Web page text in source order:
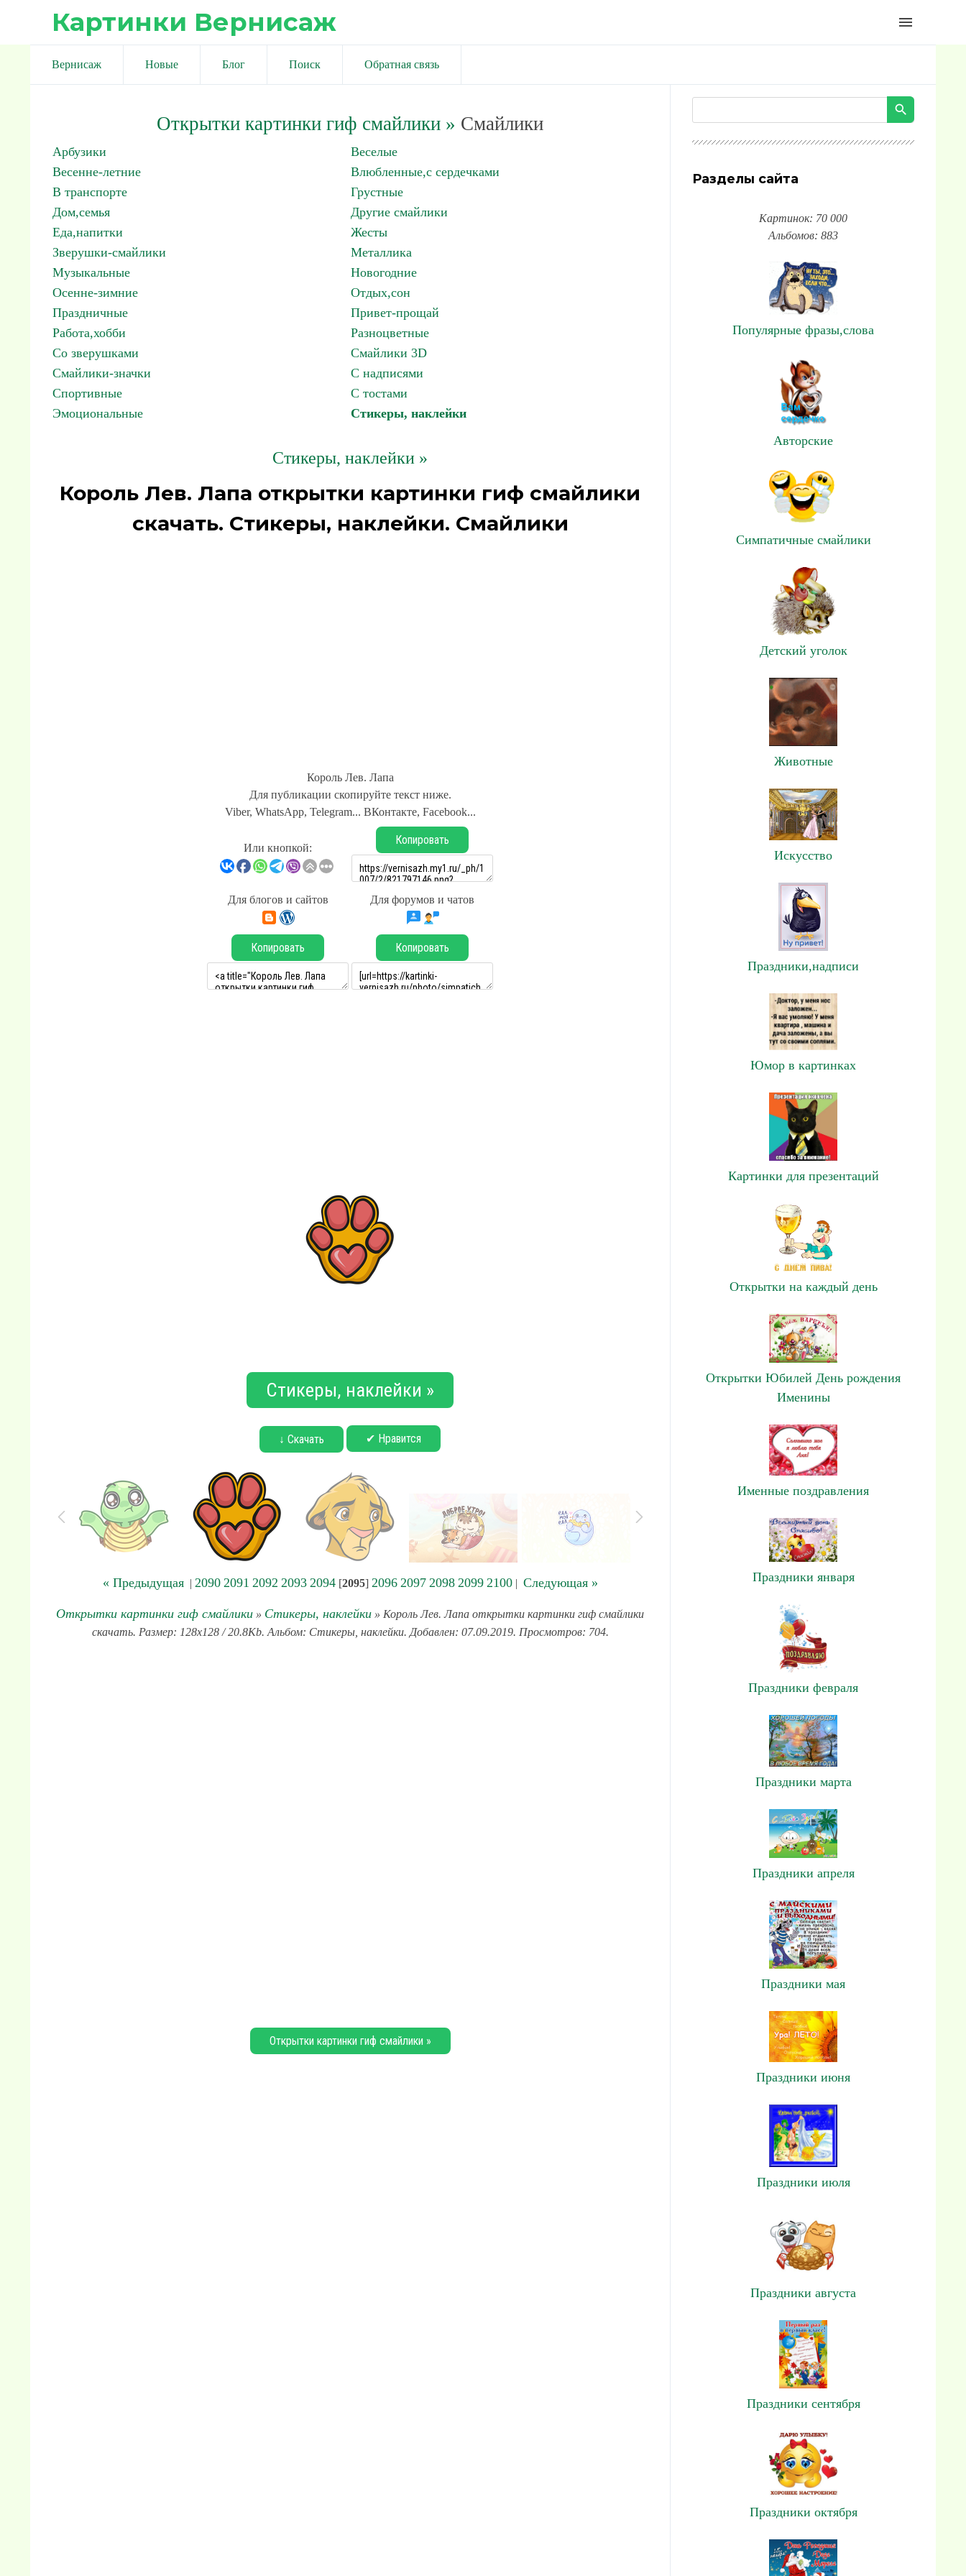
Картинки Вернисаж menu
Вернисаж Новые Блог Поиск Обратная связь
Открытки картинки гиф смайлики » Смайлики
Арбузики
Веселые
Весенне-летние
Влюбленные,с сердечками
В транспорте
Грустные
Дом,семья
Другие смайлики
Еда,напитки
Жесты
Зверушки-смайлики
Металлика
Музыкальные
Новогодние
Осенне-зимние
Отдых,сон
Праздничные
Привет-прощай
Работа,хобби
Разноцветные
Со зверушками
Смайлики 3D
Смайлики-значки
С надписями
Спортивные
С тостами
Эмоциональные
Стикеры, наклейки
Стикеры, наклейки »
Король Лев. Лапа открытки картинки гиф смайлики
скачать. Стикеры, наклейки. Смайлики
Король Лев. Лапа
Для публикации скопируйте текст ниже.
Viber, WhatsApp, Telegram... ВКонтакте, Facebook...
Или кнопкой:
Копировать
Для блогов и сайтов Для форумов и чатов
Копировать Копировать
Стикеры, наклейки »
↓ Скачать ✔ Нравится
« Предыдущая| 2090 2091 2092 2093 2094[2095] 2096 2097 2098 2099 2100| Следующая »
Открытки картинки гиф смайлики » Стикеры, наклейки » Король Лев. Лапа открытки картинки гиф смайлики
скачать. Размер: 128x128 / 20.8Kb. Альбом: Стикеры, наклейки. Добавлен: 07.09.2019. Просмотров: 704.
Открытки картинки гиф смайлики »
Разделы сайта
Картинок: 70 000
Альбомов: 883
Популярные фразы,слова
Авторские
Симпатичные смайлики
Детский уголок
Животные
Искусство
Праздники,надписи
Юмор в картинках
Картинки для презентаций
Открытки на каждый день
Открытки Юбилей День рождения
Именины
Именные поздравления
Праздники января
Праздники февраля
Праздники марта
Праздники апреля
Праздники мая
Праздники июня
Праздники июля
Праздники августа
Праздники сентября
Праздники октября